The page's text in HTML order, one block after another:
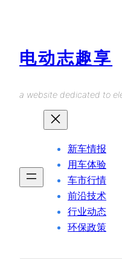
电动志趣享
a website dedicated to
新车情报
用车体验
车市行情
前沿技术
行业动态
环保政策